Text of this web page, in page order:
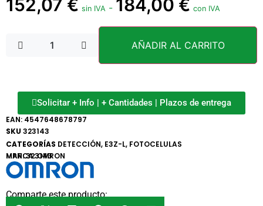
152,07 € sin IVA - 184,00 € con IVA
AÑADIR AL CARRITO
Solicitar + Info | + Cantidades | Plazos de entrega
EAN: 4547648678797
SKU323143
CATEGORÍAS DETECCIÓN, E3Z-L, FOTOCELULAS
MARCA:OMRON
MPN: 323143
Comparte este producto: